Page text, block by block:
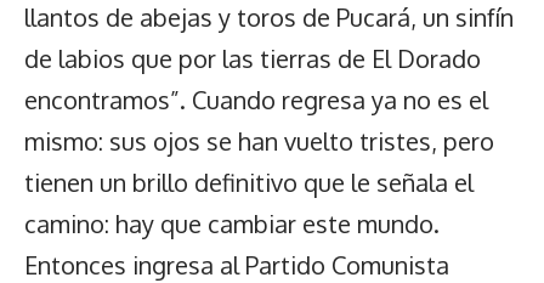
llantos de abejas y toros de Pucará, un sinfín
de labios que por las tierras de El Dorado
encontramos”. Cuando regresa ya no es el
mismo: sus ojos se han vuelto tristes, pero
tienen un brillo definitivo que le señala el
camino: hay que cambiar este mundo.
Entonces ingresa al Partido Comunista